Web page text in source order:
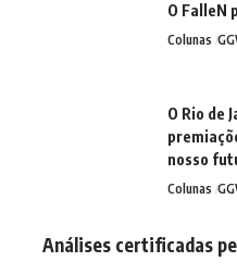
O FalleN
Colunas
O Rio de
nosso
Colunas
Análises certificadas